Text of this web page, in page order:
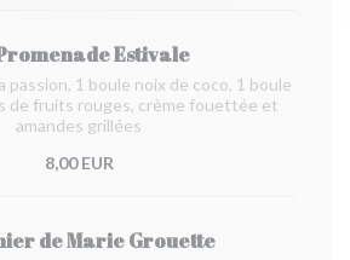
Estivale
passion, 1 boule noix de coco, 1 boule
de fruits rouges, crème fouettée et
amandes grillées
8,00 EUR
de Marie Grouette